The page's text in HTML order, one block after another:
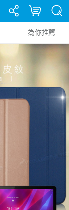
為你推薦